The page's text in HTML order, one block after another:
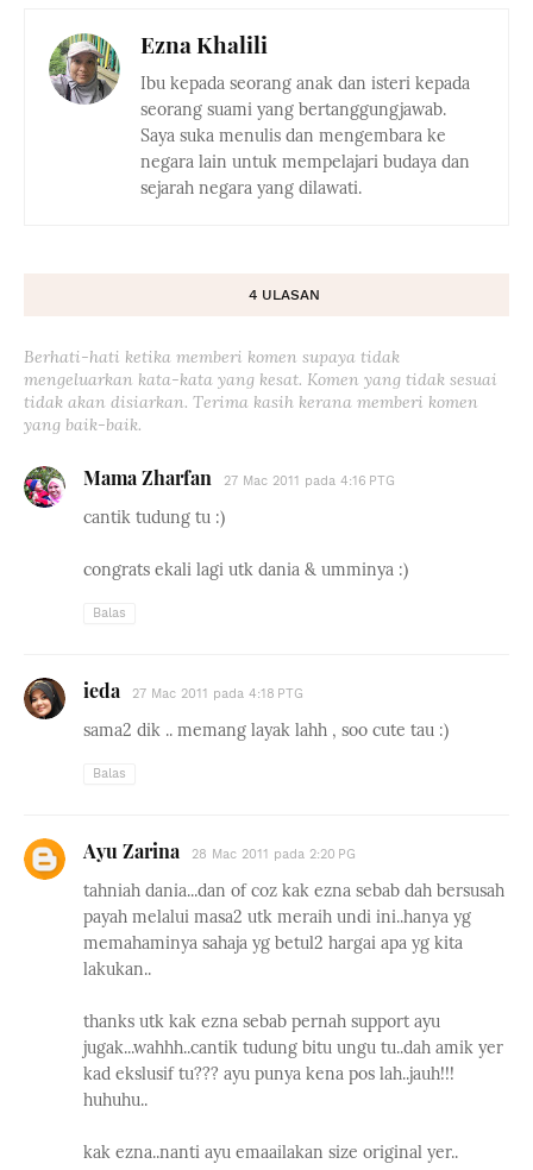
Ezna Khalili
Ibu kepada seorang anak dan isteri kepada
seorang suami yang bertanggungjawab.
Saya suka menulis dan mengembara ke
negara lain untuk mempelajari budaya dan
sejarah negara yang dilawati.
4 ULASAN
Berhati-hati ketika memberi komen supaya tidak
mengeluarkan kata-kata yang kesat. Komen yang tidak sesuai
tidak akan disiarkan. Terima kasih kerana memberi komen
yang baik-baik.
Mama Zharfan 27 Mac 2011 pada 4:16 PTG
cantik tudung tu :)
congrats ekali lagi utk dania & umminya :)
Balas
ieda 27 Mac 2011 pada 4:18 PTG
sama2 dik .. memang layak lahh , soo cute tau :)
Balas
Ayu Zarina 28 Mac 2011 pada 2:20 PG
tahniah dania...dan of coz kak ezna sebab dah bersusah
payah melalui masa2 utk meraih undi ini..hanya yg
memahaminya sahaja yg betul2 hargai apa yg kita
lakukan..
thanks utk kak ezna sebab pernah support ayu
jugak...wahhh..cantik tudung bitu ungu tu..dah amik yer
kad ekslusif tu??? ayu punya kena pos lah..jauh!!!
huhuhu..
kak ezna..nanti ayu emaailakan size original yer..